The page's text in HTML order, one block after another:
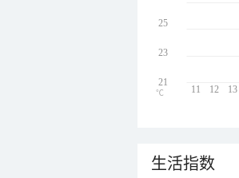
11 12 13
25
23
21
℃
生活指数